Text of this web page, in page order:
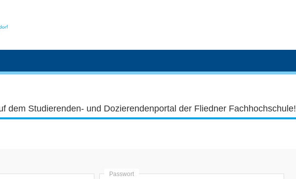
dem Studierenden- und Dozierendenportal der Fliedner Fachhochschule!
Passwort